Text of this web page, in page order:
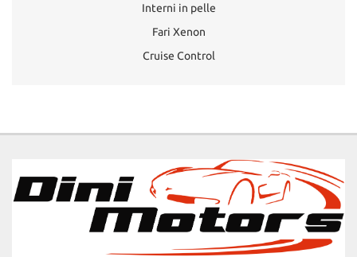
Interni in pelle
Fari Xenon
Cruise Control